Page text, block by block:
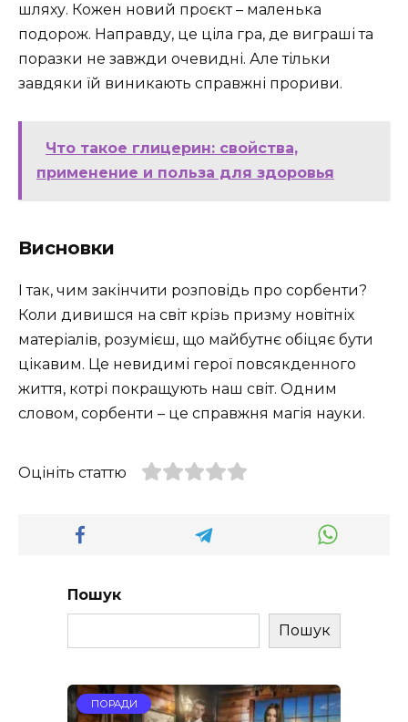
шляху. Кожен новий проєкт – маленька
подорож. Направду, це ціла гра, де виграші та
поразки не завжди очевидні. Але тільки
завдяки їй виникають справжні прориви.
Что такое глицерин: свойства,
применение и польза для здоровья
Висновки
І так, чим закінчити розповідь про сорбенти?
Коли дивишся на світ крізь призму новітніх
матеріалів, розумієш, що майбутнє обіцяє бути
цікавим. Це невидимі герої повсякденного
життя, котрі покращують наш світ. Одним
словом, сорбенти – це справжня магія науки.
Оцініть статтю
Пошук
Пошук
ПОРАДИ